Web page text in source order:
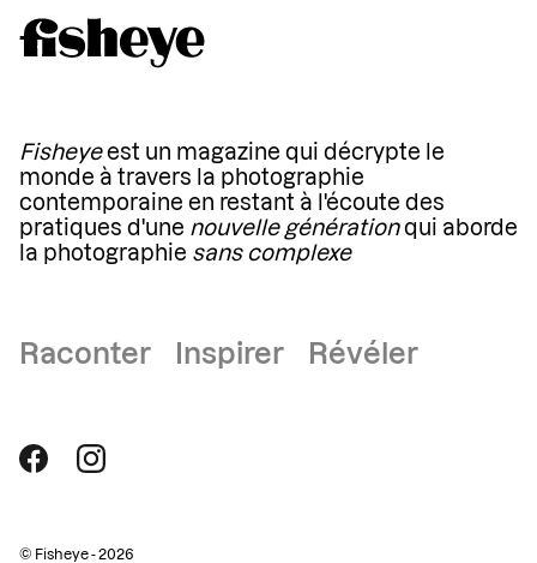
Fisheyeest un magazine qui décrypte le
monde à travers la photographie
contemporaine en restant à l'écoute des
pratiques d'une nouvelle générationqui aborde
la photographie sans complexe
Raconter Inspirer Révéler
© Fisheye - 2026